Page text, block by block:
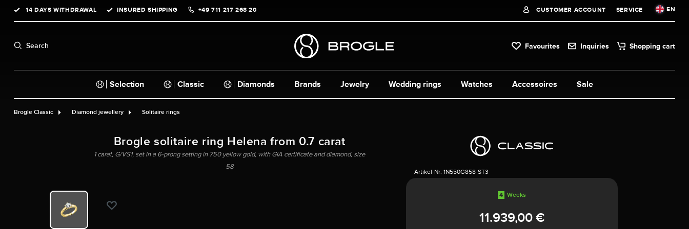
Skip to main navigation
14 DAYS WITHDRAWAL INSURED SHIPPING +49 711 217 268 20 CUSTOMER ACCOUNT SERVICE EN
Search Favourites Inquiries Shopping cart
Selection Classic Diamonds Brands Jewelry Watches Accessoires Sale
Wedding rings
Brogle Classic Diamond jewellery Solitaire rings
Brogle solitaire ring Helena from 0.7 carat
1 carat, G/VS1, set in a 6-prong setting in 750 yellow gold, with GIA certificate and diamond, size
58
Artikel-Nr: 1N550G858-ST3
4 Weeks
11.939,00 €